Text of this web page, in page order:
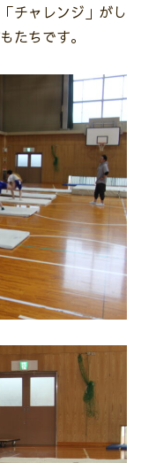
チャレンジ」がし
たちです。